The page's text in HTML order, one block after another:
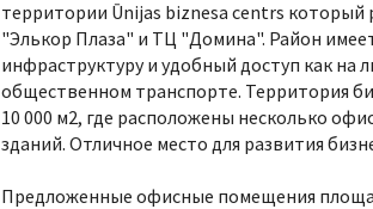
территории Ūnijas biznesa centrs который
"Элькор Плаза" и ТЦ "Домина". Район
инфраструктуру и удобный доступ как на
общественном транспорте. Территория
10 000 м2, где расположены несколько
зданий. Отличное место для развития
Предложенные офисные помещения